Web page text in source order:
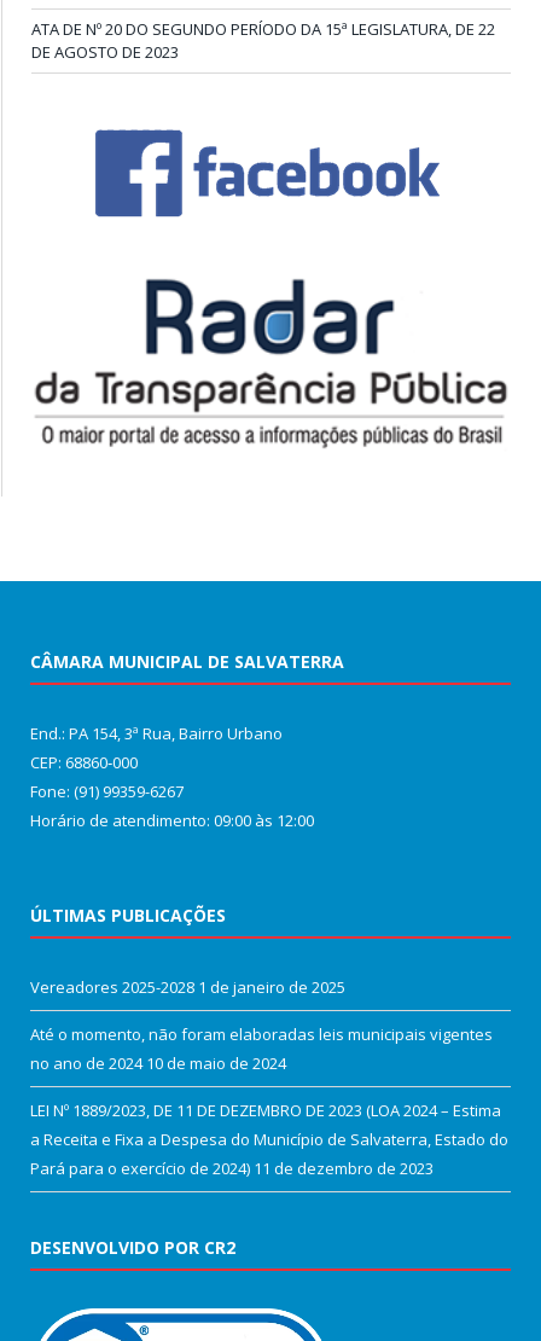
ATA DE Nº 20 DO SEGUNDO PERÍODO DA 15ª LEGISLATURA, DE 22
DE AGOSTO DE 2023
CÂMARA MUNICIPAL DE SALVATERRA
End.: PA 154, 3ª Rua, Bairro Urbano
CEP: 68860‑000
Fone: (91) 99359-6267
Horário de atendimento: 09:00 às 12:00
ÚLTIMAS PUBLICAÇÕES
Vereadores 2025-2028 1 de janeiro de 2025
Até o momento, não foram elaboradas leis municipais vigentes
no ano de 2024 10 de maio de 2024
LEI Nº 1889/2023, DE 11 DE DEZEMBRO DE 2023 (LOA 2024 – Estima
a Receita e Fixa a Despesa do Município de Salvaterra, Estado do
Pará para o exercício de 2024) 11 de dezembro de 2023
DESENVOLVIDO POR CR2